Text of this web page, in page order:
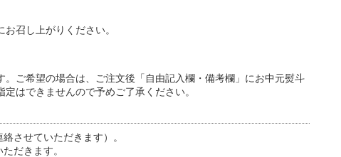
召し上がりください。
ご希望の場合は、ご注文後「自由記入欄・備考欄」にお中元熨斗
はできませんので予めご了承ください。
させていただきます）。
だきます。